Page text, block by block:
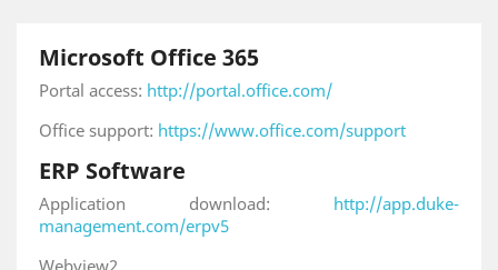
Microsoft Office 365
Portal access: http://portal.office.com/
Office support: https://www.office.com/support
ERP Software
Application download: http://app.duke-
management.com/erpv5
Webview2